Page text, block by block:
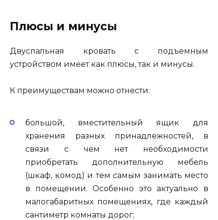
Плюсы и минусы
Двуспальная кровать с подъемным
устройством имеет как плюсы, так и минусы.
К преимуществам можно отнести:
большой, вместительный ящик для
хранения разных принадлежностей, в
связи с чем нет необходимости
приобретать дополнительную мебель
(шкаф, комод) и тем самым занимать место
в помещении. Особенно это актуально в
малогабаритных помещениях, где каждый
сантиметр комнаты дорог;